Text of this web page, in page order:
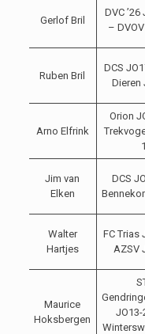
Gerlof Bril
DVC ’26
–
Ruben Bril
DCS
Dieren
Arno Elfrink
Orion
1
Jim van
Elken
DCS
Walter
Hartjes
FC Trias
AZSV
Maurice
Hoksbergen
JO13-